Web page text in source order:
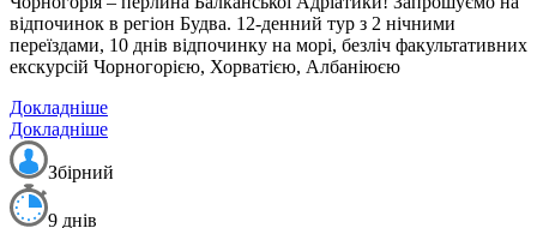
відпочинок в регіон Будва. 12-денний тур з 2 нічними
переїздами, 10 днів відпочинку на морі, безліч факультативних
екскурсій Чорногорією, Хорватією, Албаніюєю
Докладніше
Докладніше
Збірний
9 днів